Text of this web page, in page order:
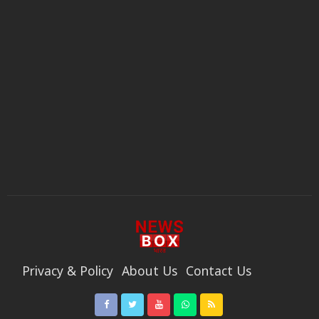
Privacy & Policy About Us Contact Us
Code Of Ethics Privacy & Policy